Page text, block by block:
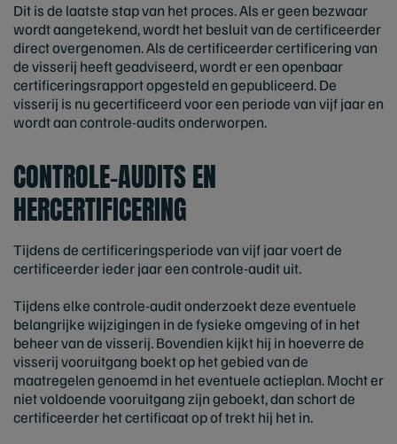
Dit is de laatste stap van het proces. Als er geen bezwaar
wordt aangetekend, wordt het besluit van de certificeerder
direct overgenomen. Als de certificeerder certificering van
de visserij heeft geadviseerd, wordt er een openbaar
certificeringsrapport opgesteld en gepubliceerd. De
visserij is nu gecertificeerd voor een periode van vijf jaar en
wordt aan controle-audits onderworpen.
CONTROLE-AUDITS EN
HERCERTIFICERING
Tijdens de certificeringsperiode van vijf jaar voert de
certificeerder ieder jaar een controle-audit uit.
Tijdens elke controle-audit onderzoekt deze eventuele
belangrijke wijzigingen in de fysieke omgeving of in het
beheer van de visserij. Bovendien kijkt hij in hoeverre de
visserij vooruitgang boekt op het gebied van de
maatregelen genoemd in het eventuele actieplan. Mocht er
niet voldoende vooruitgang zijn geboekt, dan schort de
certificeerder het certificaat op of trekt hij het in.